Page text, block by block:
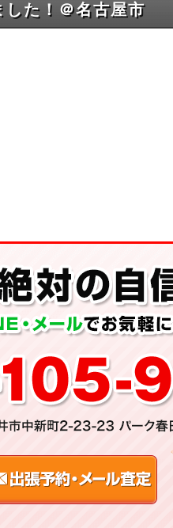
た！＠名古屋市